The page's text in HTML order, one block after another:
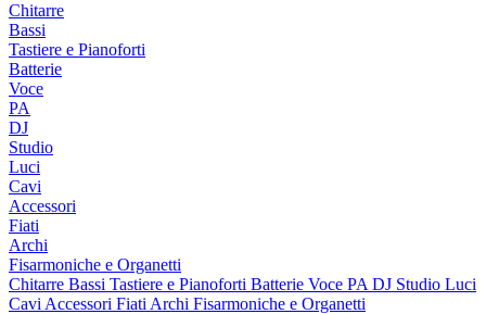
Chitarre
Bassi
Tastiere e Pianoforti
Batterie
Voce
PA
DJ
Studio
Luci
Cavi
Accessori
Fiati
Archi
Fisarmoniche e Organetti
Chitarre Bassi Tastiere e Pianoforti Batterie Voce PA DJ Studio Luci
Cavi Accessori Fiati Archi Fisarmoniche e Organetti